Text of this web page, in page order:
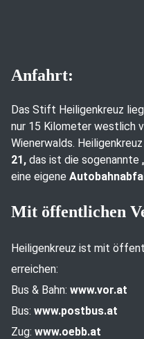
Anfahrt:
Das Stift Heiligenkreuz
nur 15 Kilometer westlich
Wienerwalds.
21, das ist die sogenannte
eine eigene
Mit öffentlichen
Heiligenkreuz ist mit
erreichen:
Bus & Bahn: www.vor.at
Bus: www.postbus.at
Zug: www.oebb.at